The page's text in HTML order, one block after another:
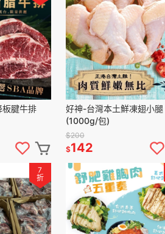
腱牛排
好神-台灣本土鮮凍翅小腿
(1000g/包)
$200
$142
7
折